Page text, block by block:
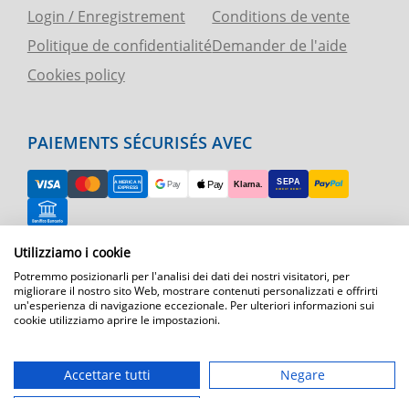
Login / Enregistrement
Politique de confidentialité
Cookies policy
Conditions de vente
Demander de l'aide
PAIEMENTS SÉCURISÉS AVEC
RETOUR FACILE
ASSISTANCE TÉLÉPHONIQUE ET CARTE
EXPÉDITION RAPIDE
Expédition par courrier express dans toute l'Europe
Utilizziamo i cookie
Potremmo posizionarli per l'analisi dei dati dei nostri visitatori, per
migliorare il nostro sito Web, mostrare contenuti personalizzati e offrirti
un'esperienza di navigazione eccezionale. Per ulteriori informazioni sui
cookie utilizziamo aprire le impostazioni.
Accettare tutti Negare